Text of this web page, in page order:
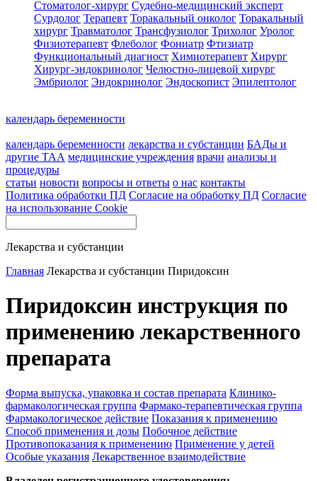
Стоматолог-хирург Судебно-медицинский эксперт
Сурдолог Терапевт Торакальный онколог Торакальный
хирург Травматолог Трансфузиолог Трихолог Уролог
Физиотерапевт Флеболог Фониатр Фтизиатр
Функциональный диагност Химиотерапевт Хирург
Хирург-эндокринолог Челюстно-лицевой хирург
Эмбриолог Эндокринолог Эндоскопист Эпилептолог
календарь беременности
календарь беременности лекарства и субстанции БАДы и
другие ТАА медицинские учреждения врачи анализы и
процедуры
статьи новости вопросы и ответы о нас контакты
Политика обработки ПД Согласие на обработку ПД Согласие
на использование Cookie
Лекарства и субстанции
Главная Лекарства и субстанции Пиридоксин
Пиридоксин инструкция по
применению лекарственного
препарата
Форма выпуска, упаковка и состав препарата Клинико-
фармакологическая группа Фармако-терапевтическая группа
Фармакологическое действие Показания к применению
Способ применения и дозы Побочное действие
Противопоказания к применению Применение у детей
Особые указания Лекарственное взаимодействие